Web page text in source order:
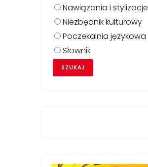
Nawiązania i stylizacje
Niezbędnik kulturowy
Poczekalnia językowa
Słownik